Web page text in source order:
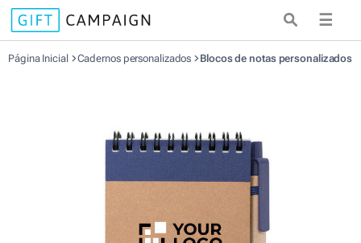
☰
Página Inicial Cadernos personalizados Blocos de notas personalizados